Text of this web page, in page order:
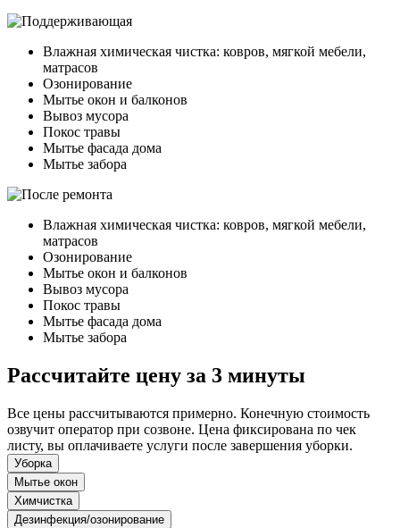
Влажная химическая чистка: ковров, мягкой мебели,
матрасов
Озонирование
Мытье окон и балконов
Вывоз мусора
Покос травы
Мытье фасада дома
Мытье забора
Влажная химическая чистка: ковров, мягкой мебели,
матрасов
Озонирование
Мытье окон и балконов
Вывоз мусора
Покос травы
Мытье фасада дома
Мытье забора
Рассчитайте цену за 3 минуты
Все цены рассчитываются примерно. Конечную стоимость
озвучит оператор при созвоне. Цена фиксирована по чек
листу, вы оплачиваете услуги после завершения уборки.
Уборка
Мытье окон
Химчистка
Дезинфекция/озонирование